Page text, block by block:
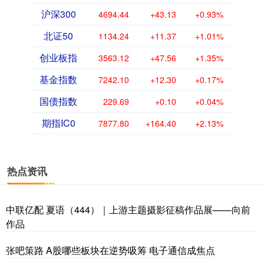
沪深300 4694.44 +43.13 +0.93%
北证50 1134.24 +11.37 +1.01%
创业板指 3563.12 +47.56 +1.35%
基金指数 7242.10 +12.30 +0.17%
国债指数 229.69 +0.10 +0.04%
期指IC0 7877.80 +164.40 +2.13%
热点资讯
中联亿配 夏语（444）｜上游主题摄影征稿作品展——向前
作品
张吧策路 A股哪些板块在逆势吸筹 电子通信成焦点